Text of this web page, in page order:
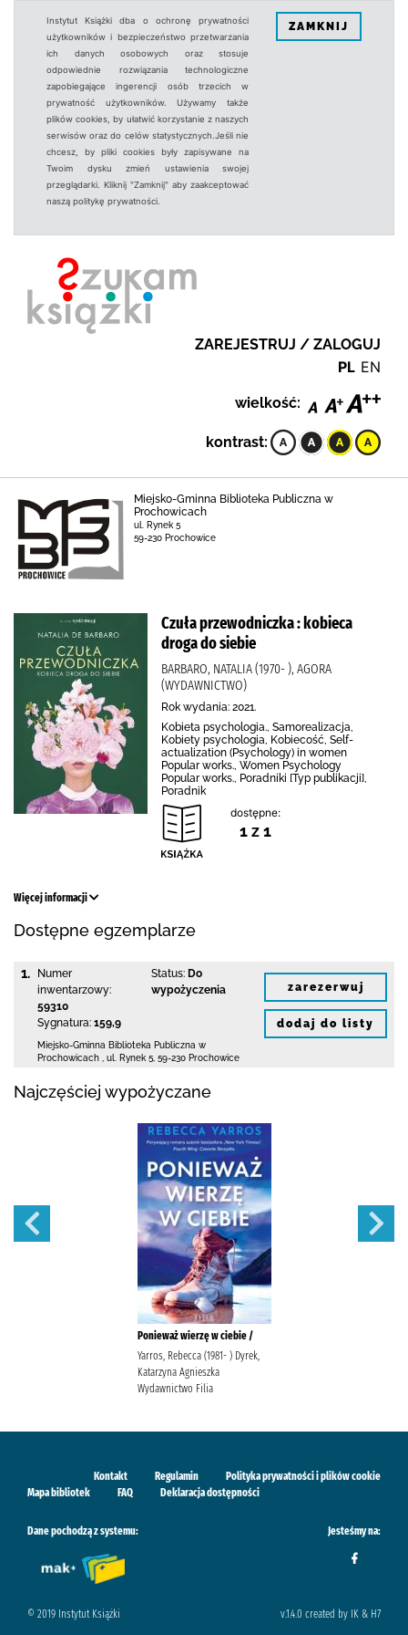
Instytut Książki dba o ochronę prywatności
użytkowników i bezpieczeństwo przetwarzania
ich danych osobowych oraz stosuje
odpowiednie rozwiązania technologiczne
zapobiegające ingerencji osób trzecich w
prywatność użytkowników. Używamy także
plików cookies, by ułatwić korzystanie z naszych
serwisów oraz do celów statystycznych.Jeśli nie
chcesz, by pliki cookies były zapisywane na
Twoim dysku zmień ustawienia swojej
przeglądarki. Kliknij "Zamknij" aby zaakceptować
naszą politykę prywatności.
ZAMKNIJ
ZAREJESTRUJ / ZALOGUJ
PL EN
wielkość:
kontrast:
Miejsko-Gminna Biblioteka Publiczna w
Prochowicach
ul. Rynek 5
59-230 Prochowice
Czuła przewodniczka : kobieca
droga do siebie
BARBARO, NATALIA (1970- ), AGORA
(WYDAWNICTWO)
Rok wydania: 2021.
Kobieta psychologia., Samorealizacja,
Kobiety psychologia, Kobiecość, Self-
actualization (Psychology) in women
Popular works., Women Psychology
Popular works., Poradniki [Typ publikacji],
Poradnik
dostępne:
1 z 1
Więcej informacji
Dostępne egzemplarze
1.
Numer
inwentarzowy:
59310
Sygnatura: 159,9
Status: Do
wypożyczenia
Miejsko-Gminna Biblioteka Publiczna w
Prochowicach
ul. Rynek 5 59-230 Prochowice
zarezerwuj
dodaj do listy
Najczęściej wypożyczane
Ponieważ wierzę w ciebie /
Yarros, Rebecca (1981- ) Dyrek,
Katarzyna Agnieszka
Wydawnictwo Filia
Kontakt Regulamin
Polityka prywatności i plików cookie
Mapa bibliotek
FAQ Deklaracja dostępności
Dane pochodzą z systemu: Jesteśmy na:
© 2019 Instytut Książki v.1.4.0 created by IK & H7